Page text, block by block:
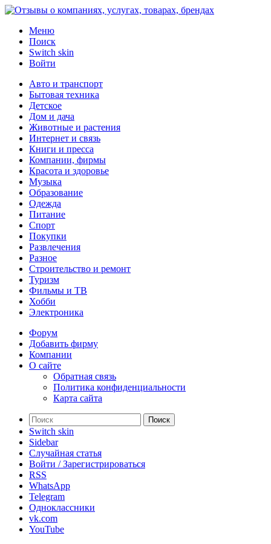
Меню
Поиск
Switch skin
Войти
Авто и транспорт
Бытовая техника
Детское
Дом и дача
Животные и растения
Интернет и связь
Книги и пресса
Компании, фирмы
Красота и здоровье
Музыка
Образование
Одежда
Питание
Спорт
Покупки
Развлечения
Разное
Строительство и ремонт
Туризм
Фильмы и ТВ
Хобби
Электроника
Форум
Добавить фирму
Компании
О сайте
Обратная связь
Политика конфиденциальности
Карта сайта
Поиск
Switch skin
Sidebar
Случайная статья
Войти / Зарегистрироваться
RSS
WhatsApp
Telegram
Одноклассники
vk.com
YouTube